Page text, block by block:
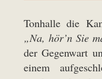
Tonhalle die
„Na, hör’n Sie
der Gegenwart
einem